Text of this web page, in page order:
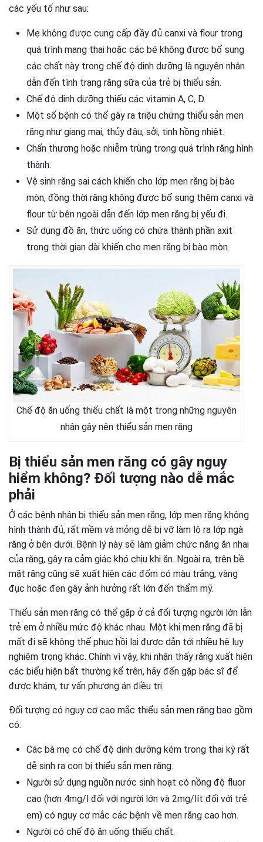
các yếu tố như sau:
Mẹ không được cung cấp đầy đủ canxi và flour trong
quá trình mang thai hoặc các bé không được bổ sung
các chất này trong chế độ dinh dưỡng là nguyên nhân
dẫn đến tình trạng răng sữa của trẻ bị thiểu sản.
Chế độ dinh dưỡng thiếu các vitamin A, C, D.
Một số bệnh có thể gây ra triệu chứng thiểu sản men
răng như giang mai, thủy đậu, sởi, tinh hồng nhiệt.
Chấn thương hoặc nhiễm trùng trong quá trình răng hình
thành.
Vệ sinh răng sai cách khiến cho lớp men răng bị bào
mòn, đồng thời răng không được bổ sung thêm canxi và
flour từ bên ngoài dẫn đến lớp men răng bị yếu đi.
Sử dụng đồ ăn, thức uống có chứa thành phần axit
trong thời gian dài khiến cho men răng bị bào mòn.
Chế độ ăn uống thiếu chất là một trong những nguyên
nhân gây nên thiểu sản men răng
Bị thiểu sản men răng có gây nguy
hiểm không? Đối tượng nào dễ mắc
phải
Ở các bệnh nhân bị thiểu sản men răng, lớp men răng không
hình thành đủ, rất mềm và mỏng dễ bị vỡ làm lộ ra lớp ngà
răng ở bên dưới. Bệnh lý này sẽ làm giảm chức năng ăn nhai
của răng, gây ra cảm giác khó chịu khi ăn. Ngoài ra, trên bề
mặt răng cũng sẽ xuất hiện các đốm có màu trắng, vàng
đục hoặc đen gây ảnh hưởng rất lớn đến thẩm mỹ.
Thiểu sản men răng có thể gặp ở cả đối tượng người lớn lẫn
trẻ em ở nhiều mức độ khác nhau. Một khi men răng đã bị
mất đi sẽ không thể phục hồi lại được dẫn tới nhiều hệ lụy
nghiêm trọng khác. Chính vì vậy, khi nhận thấy răng xuất hiện
các biểu hiện bất thường kể trên, hãy đến gặp bác sĩ để
được khám, tư vấn phương án điều trị.
Đối tượng có nguy cơ cao mắc thiểu sản men răng bao gồm
có:
Các bà mẹ có chế độ dinh dưỡng kém trong thai kỳ rất
dễ sinh ra con bị thiểu sản men răng.
Người sử dụng nguồn nước sinh hoạt có nồng độ fluor
cao (hơn 4mg/l đối với người lớn và 2mg/lít đối với trẻ
em) có nguy cơ mắc các bệnh về men răng cao hơn.
Người có chế độ ăn uống thiếu chất.